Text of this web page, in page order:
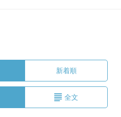
新着順
全文